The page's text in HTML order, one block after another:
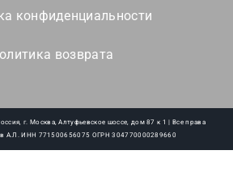
конфиденциальности
возврата
г. Москва, Алтуфьевское шоссе, дом 87 к 1 | Все права
А.Л. ИНН 771500656075 ОГРН 304770000289660